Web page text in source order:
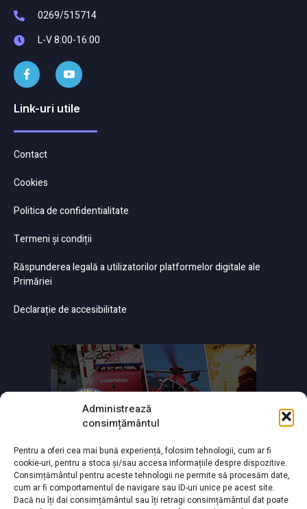
Administrează
consimțământul
Pentru a oferi cea mai bună experiență, folosim tehnologii, cum ar fi
cookie-uri, pentru a stoca și/sau accesa informațiile despre dispozitive.
Consimțământul pentru aceste tehnologii ne permite să procesăm date,
cum ar fi comportamentul de navigare sau ID-uri unice pe acest site.
Dacă nu îți dai consimțământul sau îți retragi consimțământul dat poate
0269/515714
L-V 8:00-16:00
Link-uri utile
Contact
Cookies
Politica de confidentialitate
Termeni și condiții
Răspunderea legală a utilizatorilor platformelor digitale ale
Primăriei
Declarație de accesibilitate